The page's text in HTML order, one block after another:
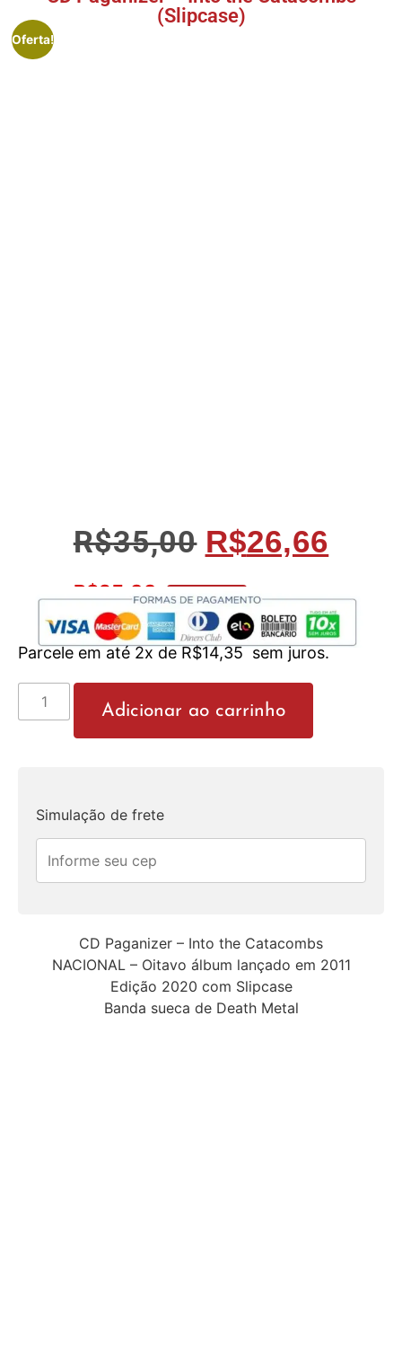
(Slipcase)
Oferta!
R$35,00 R$26,66
R$25,33 No Pix 5% OFF
Parcele em até 2x deR$14,35 sem juros.
Adicionar ao carrinho
Simulação de frete
CD Paganizer – Into the Catacombs
NACIONAL – Oitavo álbum lançado em 2011
Edição 2020 com Slipcase
Banda sueca de Death Metal